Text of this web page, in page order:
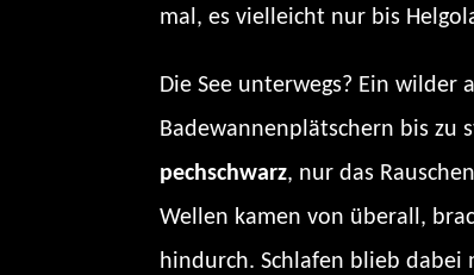
mal, es vielleicht nur bis
Die See unterwegs? Ein
Badewannenplätschern bis zu
pechschwarz, nur das
Wellen kamen von überall,
hindurch. Schlafen blieb